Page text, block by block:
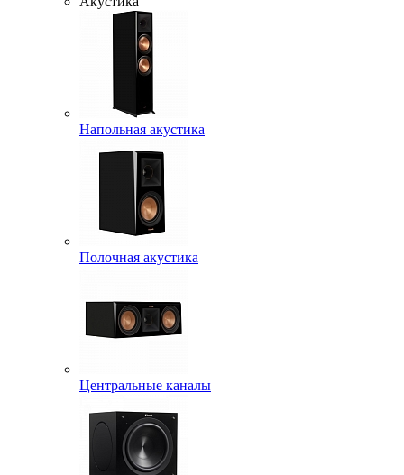
Напольная акустика
Полочная акустика
Центральные каналы